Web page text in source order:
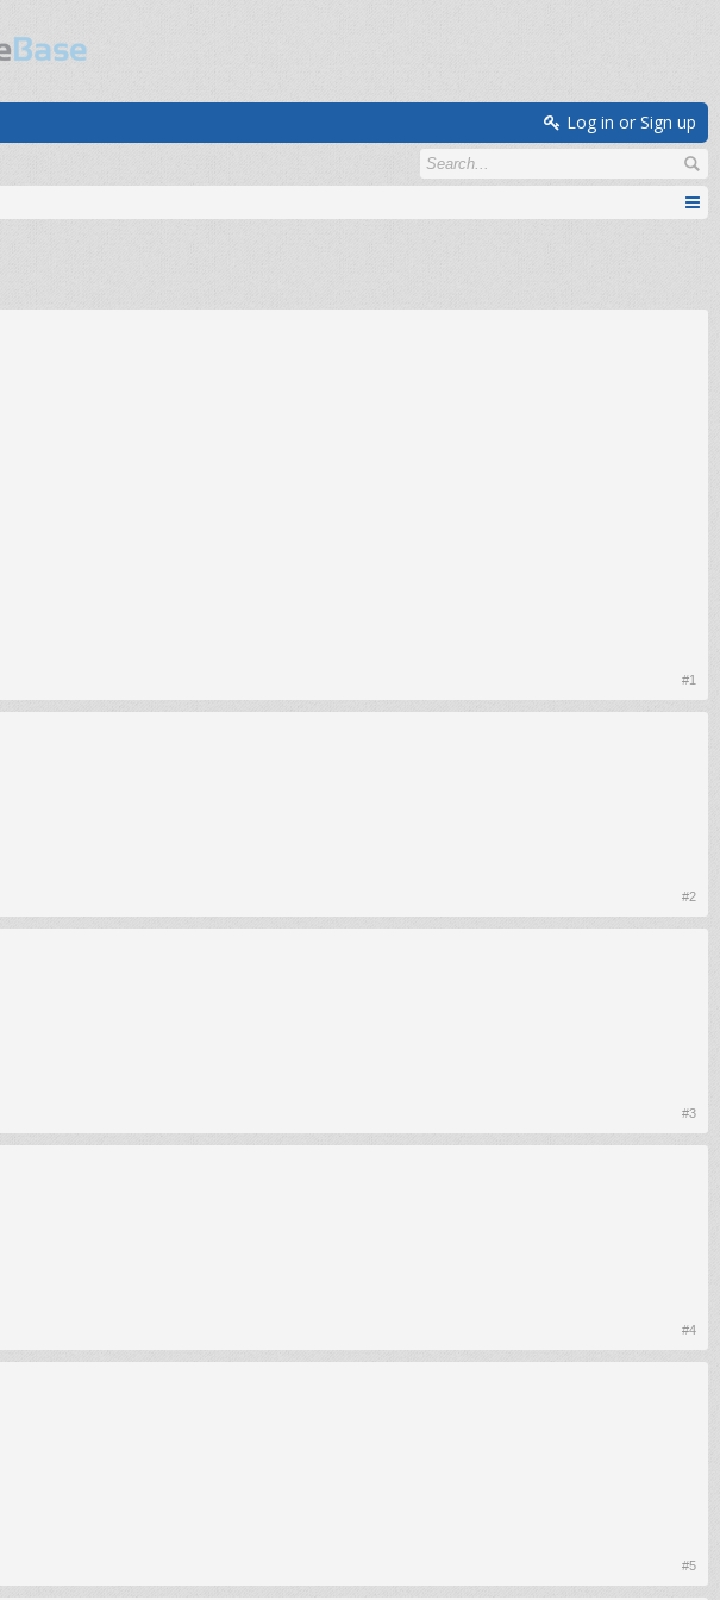
Log in or Sign up
#1
#2
#3
#4
#5